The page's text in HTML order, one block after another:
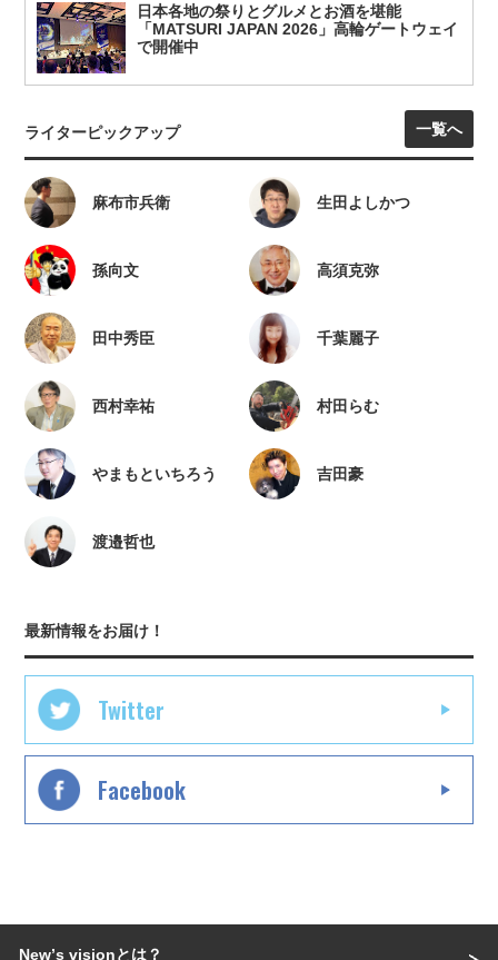
日本各地の祭りとグルメとお酒を堪能
「MATSURI JAPAN 2026」高輪ゲートウェイ
で開催中
ライターピックアップ 一覧へ
麻布市兵衛 生田よしかつ
孫向文 高須克弥
田中秀臣 千葉麗子
西村幸祐 村田らむ
やまもといちろう 吉田豪
渡邉哲也
最新情報をお届け！
Twitter
Facebook
Newʼs visionとは？